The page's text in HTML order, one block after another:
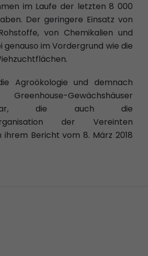
im Laufe der letzten 8 000
Der geringere Einsatz von
von Chemikalien und
genauso im Vordergrund wie die
Agroökologie und demnach
Gewächshäuser
dar, die auch die
der Vereinten
ihrem Bericht vom 8. März 2018